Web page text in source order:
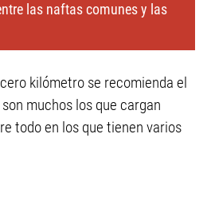
las naftas comunes y las
kilómetro se recomienda el
muchos los que cargan
todo en los que tienen varios